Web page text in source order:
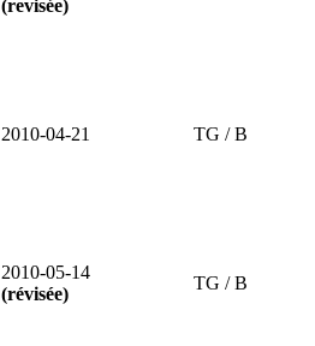
(revisée)
2010-04-21 TG / B
2010-05-14
(révisée)
TG / B